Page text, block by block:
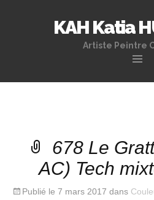
KAH Katia
Artiste Peintre
678 Le
AC) Tech
Publié le 7 mars 2017 dans